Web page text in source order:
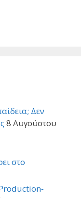
Δεν
8 Αυγούστου
στο